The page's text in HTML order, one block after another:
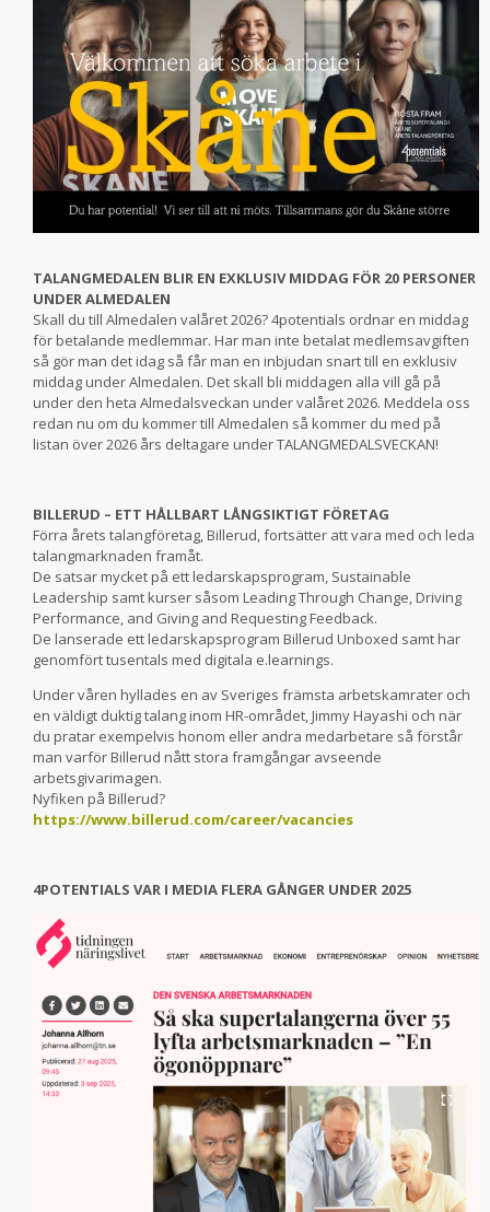
TALANGMEDALEN BLIR EN EXKLUSIV MIDDAG FÖR 20 PERSONER
UNDER ALMEDALEN
Skall du till Almedalen valåret 2026? 4potentials ordnar en middag
för betalande medlemmar. Har man inte betalat medlemsavgiften
så gör man det idag så får man en inbjudan snart till en exklusiv
middag under Almedalen. Det skall bli middagen alla vill gå på
under den heta Almedalsveckan under valåret 2026. Meddela oss
redan nu om du kommer till Almedalen så kommer du med på
listan över 2026 års deltagare under TALANGMEDALSVECKAN!
BILLERUD – ETT HÅLLBART LÅNGSIKTIGT FÖRETAG
Förra årets talangföretag, Billerud, fortsätter att vara med och leda
talangmarknaden framåt.
De satsar mycket på ett ledarskapsprogram, Sustainable
Leadership samt kurser såsom Leading Through Change, Driving
Performance, and Giving and Requesting Feedback.
De lanserade ett ledarskapsprogram Billerud Unboxed samt har
genomfört tusentals med digitala e.learnings.
Under våren hyllades en av Sveriges främsta arbetskamrater och
en väldigt duktig talang inom HR-området, Jimmy Hayashi och när
du pratar exempelvis honom eller andra medarbetare så förstår
man varför Billerud nått stora framgångar avseende
arbetsgivarimagen.
Nyfiken på Billerud?
https://www.billerud.com/career/vacancies
4POTENTIALS VAR I MEDIA FLERA GÅNGER UNDER 2025